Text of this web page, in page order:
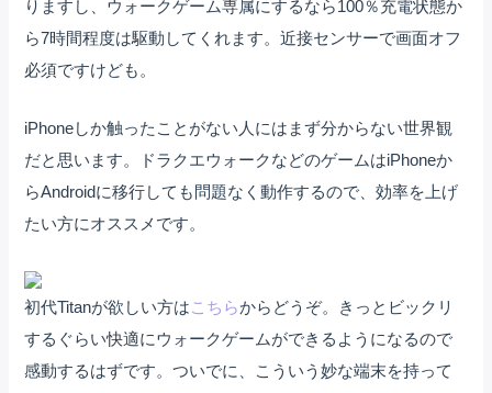
りますし、ウォークゲーム専属にするなら100％充電状態か
ら7時間程度は駆動してくれます。近接センサーで画面オフ
必須ですけども。
iPhoneしか触ったことがない人にはまず分からない世界観
だと思います。ドラクエウォークなどのゲームはiPhoneか
らAndroidに移行しても問題なく動作するので、効率を上げ
たい方にオススメです。
初代Titanが欲しい方はこちらからどうぞ。きっとビックリ
するぐらい快適にウォークゲームができるようになるので
感動するはずです。ついでに、こういう妙な端末を持って